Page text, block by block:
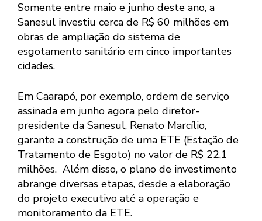
Somente entre maio e junho deste ano, a
Sanesul investiu cerca de R$ 60 milhões em
obras de ampliação do sistema de
esgotamento sanitário em cinco importantes
cidades.
Em Caarapó, por exemplo, ordem de serviço
assinada em junho agora pelo diretor-
presidente da Sanesul, Renato Marcílio,
garante a construção de uma ETE (Estação de
Tratamento de Esgoto) no valor de R$ 22,1
milhões. Além disso, o plano de investimento
abrange diversas etapas, desde a elaboração
do projeto executivo até a operação e
monitoramento da ETE.